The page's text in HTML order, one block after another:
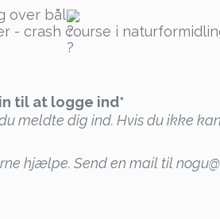
over bål
- crash course i
til at logge ind*
meldte dig ind. Hvis du ikke
hjælpe. Send en mail til